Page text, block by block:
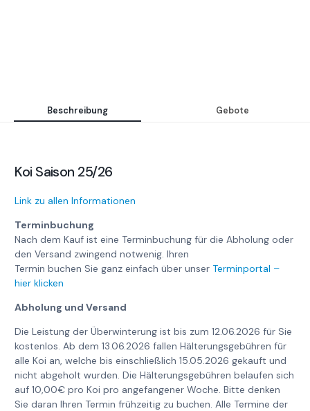
Beschreibung Gebote
Koi Saison 25/26
Link zu allen Informationen
Terminbuchung
Nach dem Kauf ist eine Terminbuchung für die Abholung oder
den Versand zwingend notwenig. Ihren
Termin buchen Sie ganz einfach über unserTerminportal –
hier klicken
Abholung und Versand
Die Leistung der Überwinterung ist bis zum 12.06.2026 für Sie
kostenlos. Ab dem 13.06.2026 fallen Hälterungsgebühren für
alle Koi an, welche bis einschließlich 15.05.2026 gekauft und
nicht abgeholt wurden. Die Hälterungsgebühren belaufen sich
auf 10,00€ pro Koi pro angefangener Woche. Bitte denken
Sie daran Ihren Termin frühzeitig zu buchen. Alle Termine der